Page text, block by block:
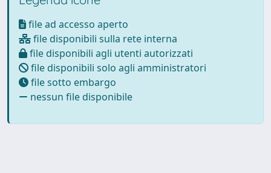
file ad accesso aperto
file disponibili sulla rete interna
file disponibili agli utenti autorizzati
file disponibili solo agli amministratori
file sotto embargo
nessun file disponibile